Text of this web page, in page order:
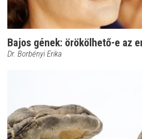
Bajos gének: örökölhető-e az
Dr. Borbényi Erika